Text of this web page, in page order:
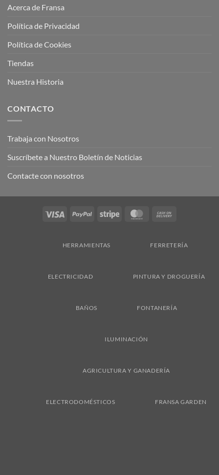
Acerca de Fransa
Política de Privacidad
Política de Cookies
Tiendas
Nuestra Historia
CONTACTO
Trabaja con Nosotros
Suscríbete a Nuestro Boletín de Noticias
Contacte con nosotros
Visa PayPal Stripe MasterCard
HERRAMIENTAS FERRETERÍA
ELECTRICIDAD PINTURA Y DROGUERÍA
BAÑOS FONTANERÍA
ILUMINACIÓN
AGRICULTURA Y GANADERÍA
ELECTRODOMÉSTICOS FRANSA GARDEN